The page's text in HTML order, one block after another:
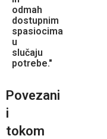
odmah
dostupnim
spasiocima
u
slučaju
potrebe."
Povezani
i
tokom